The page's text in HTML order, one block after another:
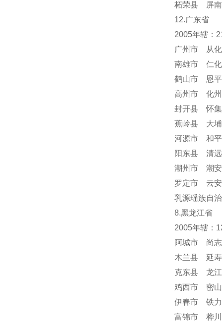
柘荣县 屏
12.广东省
2005年辖：
广州市 从
南雄市 仁
鹤山市 恩
高州市 化
封开县 怀
蕉岭县 大
河源市 和
阳东县 清
潮州市 潮
罗定市 云
乳源瑶族自
8.黑龙江省
2005年辖：
阿城市 尚
木兰县 延
克东县 龙
鸡西市 密
伊春市 铁
富锦市 桦